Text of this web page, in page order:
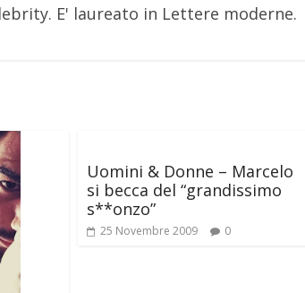
E' laureato in Lettere moderne.
Uomini & Donne – Marcelo
si becca del “grandissimo
s**onzo”
25 Novembre 2009 0